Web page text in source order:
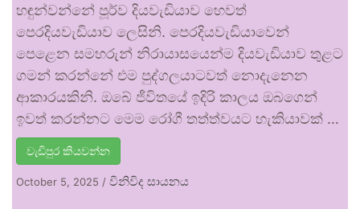
හඳුන්වන්නේ පූර්ව දියවැඩියාව හෙවත්
පෙරදියවැඩියාව ලෙසිනි. පෙරදියවැඩියාවෙන්
පෙළෙන සමහරුන් නිරායාසයෙන්ම දියවැඩියාව තුළට
ගමන් කරන්නේ එම පුද්ගලයාටවත් නොදැනෙන
ආකාරයකිනි. ඔබේ ජීවිතයේ ඉදිරි කාලය ඔබගෙන්
ඉවත් කරන්නට මෙම රෝගී තත්ත්වයට හැකියාවක් …
වැඩිපුර කියවන්න
October 5, 2025 / විනිවිද සායනය